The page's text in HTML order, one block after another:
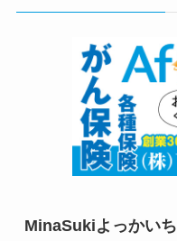
MinaSukiよっかいち